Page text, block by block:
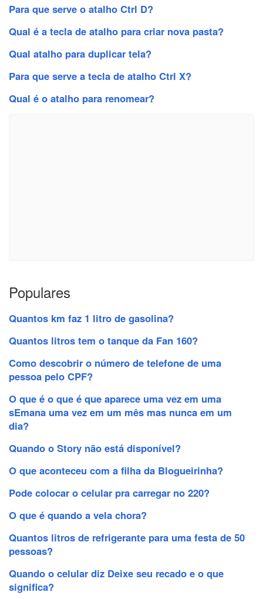
Para que serve o atalho Ctrl D?
Qual é a tecla de atalho para criar nova pasta?
Qual atalho para duplicar tela?
Para que serve a tecla de atalho Ctrl X?
Qual é o atalho para renomear?
Populares
Quantos km faz 1 litro de gasolina?
Quantos litros tem o tanque da Fan 160?
Como descobrir o número de telefone de uma
pessoa pelo CPF?
O que é o que é que aparece uma vez em uma
sEmana uma vez em um mês mas nunca em um
dia?
Quando o Story não está disponível?
O que aconteceu com a filha da Blogueirinha?
Pode colocar o celular pra carregar no 220?
O que é quando a vela chora?
Quantos litros de refrigerante para uma festa de 50
pessoas?
Quando o celular diz Deixe seu recado e o que
significa?